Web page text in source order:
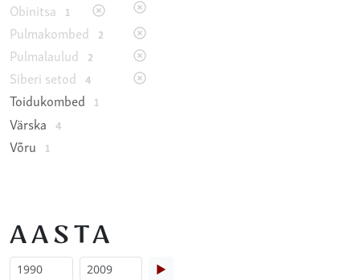
Obinitsa 1
Pulmakombed 2
Pulmalaulud 2
Siberi setod 4
Toidukombed 1
Värska 4
Võru 1
AASTA
▶